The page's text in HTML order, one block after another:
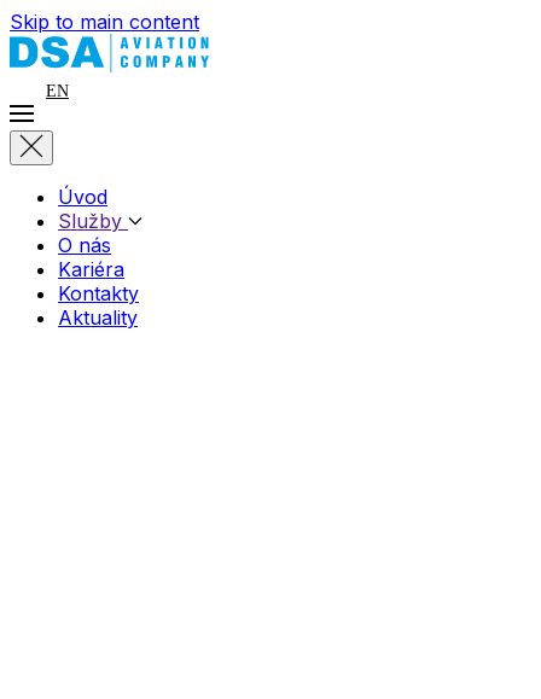
Skip to main content
EN
Úvod
Služby
O nás
Kariéra
Kontakty
Aktuality